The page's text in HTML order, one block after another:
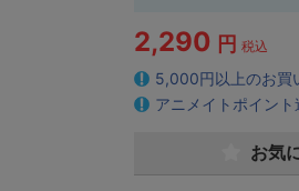
2,290 円 税込
5,000円以上のお買
アニメイトポイント
お気